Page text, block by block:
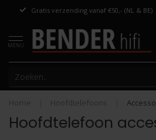
Gratis verzending vanaf €50,- (NL & BE)
MENU
Home Hoofdtelefoons
Hoofdtelefoon